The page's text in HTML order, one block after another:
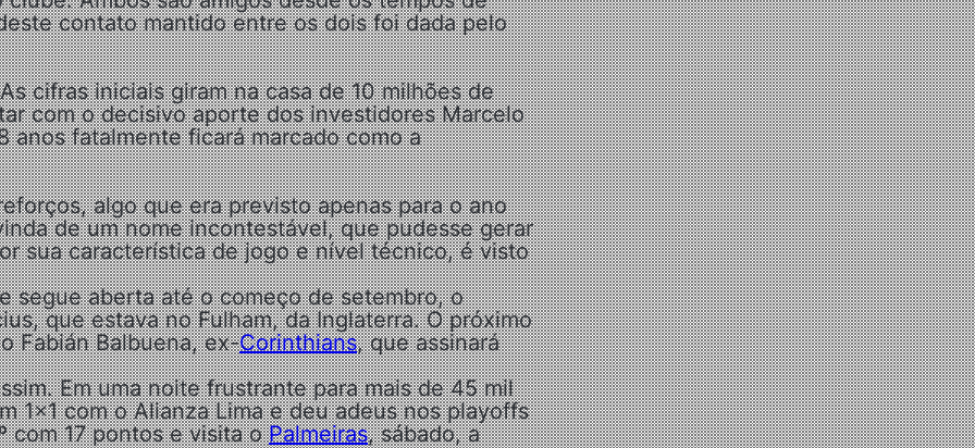
contato mantido entre os dois foi dada pelo
cifras iniciais giram na casa de 10 milhões de
com o decisivo aporte dos investidores Marcelo
anos fatalmente ficará marcado como a
algo que era previsto apenas para o ano
de um nome incontestável, que pudesse gerar
sua característica de jogo e nível técnico, é visto
segue aberta até o começo de setembro, o
que estava no Fulham, da Inglaterra. O próximo
Fabián Balbuena, ex-Corinthians, que assinará
Em uma noite frustrante para mais de 45 mil
1×1 com o Alianza Lima e deu adeus nos playoffs
com 17 pontos e visita oPalmeiras, sábado, a